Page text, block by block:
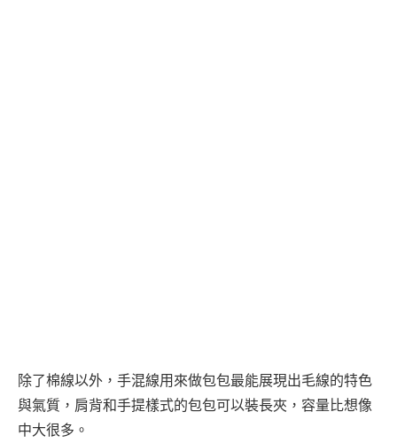
除了棉線以外，手混線用來做包包最能展現出毛線的特色
與氣質，肩背和手提樣式的包包可以裝長夾，容量比想像
中大很多。